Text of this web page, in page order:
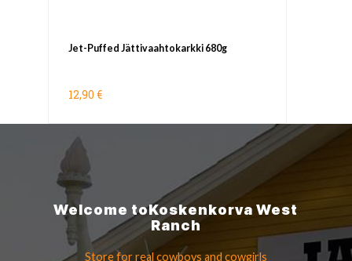
Jet-Puffed Jättivaahtokarkki 680g
12,90 €
Welcome toKoskenkorvaWest
Ranch
Store for real cowboys and cowgirls